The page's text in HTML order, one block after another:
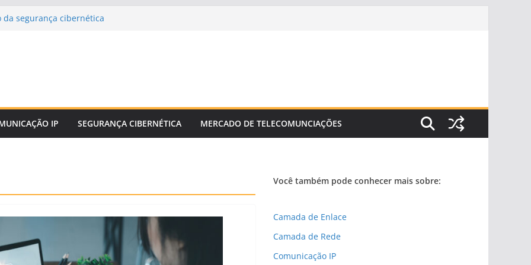
segurança cibernética
IP SEGURANÇA CIBERNÉTICA MERCADO DE TELECOMUNCIAÇÕES
Você também pode conhecer mais sobre:
Camada de Enlace
Camada de Rede
Comunicação IP